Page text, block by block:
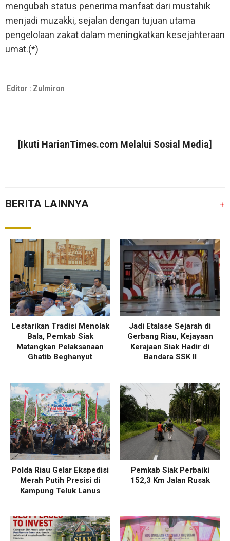
mengubah status penerima manfaat dari mustahik
menjadi muzakki, sejalan dengan tujuan utama
pengelolaan zakat dalam meningkatkan kesejahteraan
umat.(*)
Editor : Zulmiron
[Ikuti HarianTimes.com Melalui Sosial Media]
BERITA LAINNYA +
Lestarikan Tradisi Menolak
Bala, Pemkab Siak
Matangkan Pelaksanaan
Ghatib Beghanyut
Jadi Etalase Sejarah di
Gerbang Riau, Kejayaan
Kerajaan Siak Hadir di
Bandara SSK II
Polda Riau Gelar Ekspedisi
Merah Putih Presisi di
Kampung Teluk Lanus
Pemkab Siak Perbaiki
152,3 Km Jalan Rusak